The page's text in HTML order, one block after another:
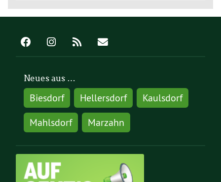
Neues aus …
Biesdorf Hellersdorf
Kaulsdorf
Mahlsdorf
Marzahn